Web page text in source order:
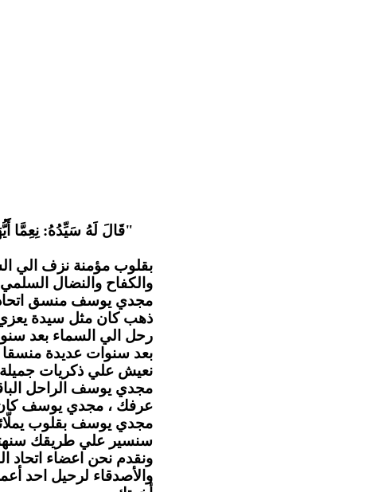
"قَالَ لَهُ سَيِّدُهُ: نِعِمَّا
بقلوب مؤمنة نزف الي
والكفاح والنضال
مجدي يوسف منسق اتحاد
ذهب كان مثل سيدة يعزي
رحل الي السماء بعد
بعد سنوات عديدة منسقا
نعيش علي ذكريات جميلة
مجدي يوسف الراحل
عرفك ، مجدي يوسف
مجدي يوسف بقلوب يملّائها
سنسير علي طريقك
ونقدم نحن اعضاء اتحاد
والأصدقاء لرحيل احد